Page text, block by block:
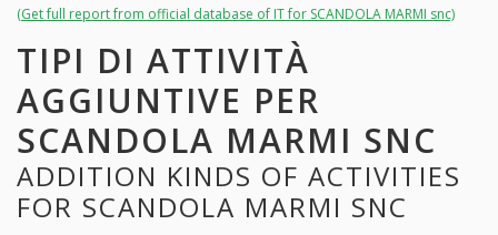
(Get full report from official database of IT for SCANDOLA MARMI snc)
TIPI DI ATTIVITÀ
AGGIUNTIVE PER
SCANDOLA MARMI SNC
ADDITION KINDS OF ACTIVITIES
FOR SCANDOLA MARMI SNC